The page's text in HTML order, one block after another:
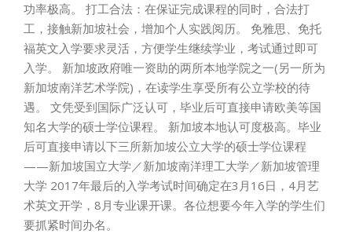
功率极高。 打工合法：在保证完成课程的同时，合法打
工，接触新加坡社会，增加个人实践阅历。 免雅思、免托
福英文入学要求灵活，方便学生继续学业，考试通过即可
入学。 新加坡政府唯一资助的两所本地学院之一(另一所为
新加坡南洋艺术学院)，在读学生享受所有公立学校的待
遇。 文凭受到国际广泛认可，毕业后可直接申请欧美等国
知名大学的硕士学位课程。 新加坡本地认可度极高。毕业
后可直接申请以下三所新加坡公立大学的硕士学位课程
——新加坡国立大学／新加坡南洋理工大学／新加坡管理
大学 2017年最后的入学考试时间确定在3月16日，4月艺
术英文开学，8月专业课开课。各位想要今年入学的学生们
要抓紧时间办名。